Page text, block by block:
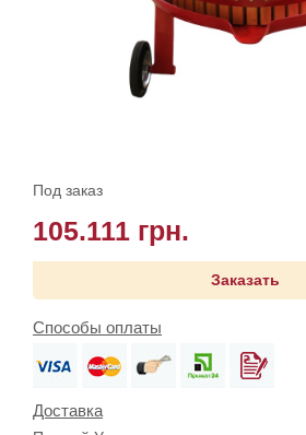
Под заказ
105.111 грн.
Заказать
Способы оплаты
Доставка